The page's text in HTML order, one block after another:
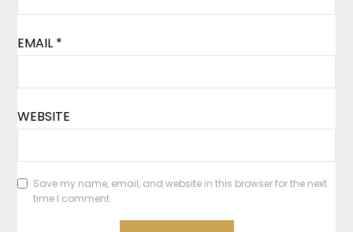
EMAIL *
WEBSITE
Save my name, email, and website in this browser for the next
time I comment.